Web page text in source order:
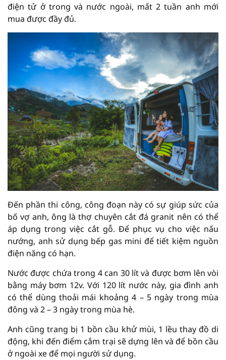
điện tử ở trong và nước ngoài, mất 2 tuần anh mới
mua được đầy đủ.
Đến phần thi công, công đoạn này có sự giúp sức của
bố vợ anh, ông là thợ chuyên cắt đá granit nên có thể
áp dụng trong việc cắt gỗ. Để phục vụ cho việc nấu
nướng, anh sử dụng bếp gas mini để tiết kiệm nguồn
điện năng có hạn.
Nước được chứa trong 4 can 30 lít và được bơm lên vòi
bằng máy bơm 12v. Với 120 lít nước này, gia đình anh
có thể dùng thoải mái khoảng 4 – 5 ngày trong mùa
đông và 2 – 3 ngày trong mùa hè.
Anh cũng trang bị 1 bồn cầu khử mùi, 1 lều thay đồ di
động, khi đến điểm cắm trại sẽ dựng lên và để bồn cầu
ở ngoài xe để mọi người sử dụng.